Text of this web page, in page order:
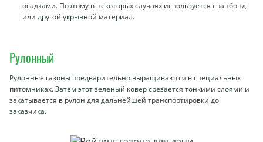
осадками. Поэтому в некоторых случаях используется спанбонд
или другой укрывной материал.
Рулонный
Рулонные газоны предварительно выращиваются в специальных
питомниках. Затем этот зеленый ковер срезается тонкими слоями и
закатывается в рулон для дальнейшей транспортировки до
заказчика.